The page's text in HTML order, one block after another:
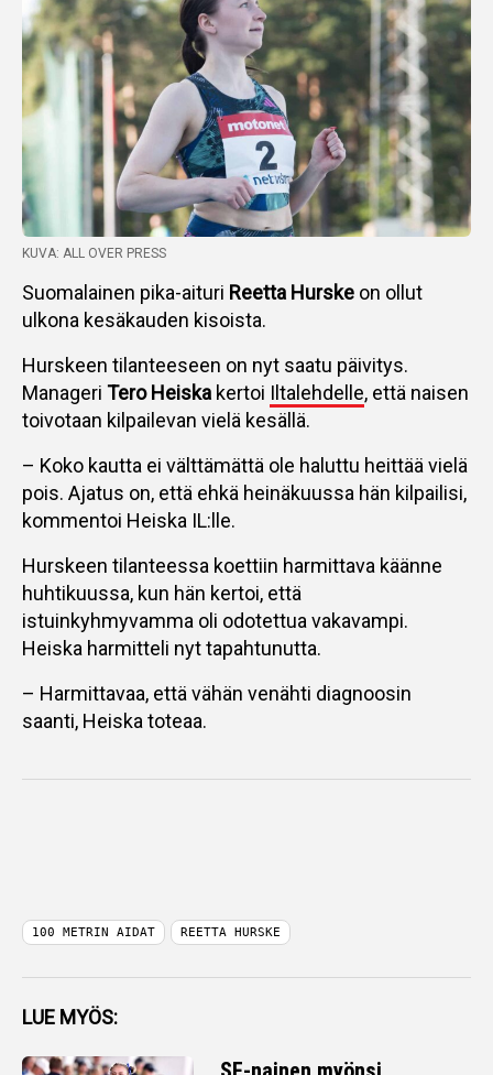
KUVA: ALL OVER PRESS
Suomalainen pika-aituri Reetta Hurske on ollut
ulkona kesäkauden kisoista.
Hurskeen tilanteeseen on nyt saatu päivitys.
Manageri Tero Heiska kertoi Iltalehdelle, että naisen
toivotaan kilpailevan vielä kesällä.
– Koko kautta ei välttämättä ole haluttu heittää vielä
pois. Ajatus on, että ehkä heinäkuussa hän kilpailisi,
kommentoi Heiska IL:lle.
Hurskeen tilanteessa koettiin harmittava käänne
huhtikuussa, kun hän kertoi, että
istuinkyhmyvamma oli odotettua vakavampi.
Heiska harmitteli nyt tapahtunutta.
– Harmittavaa, että vähän venähti diagnoosin
saanti, Heiska toteaa.
100 METRIN AIDAT REETTA HURSKE
LUE MYÖS: